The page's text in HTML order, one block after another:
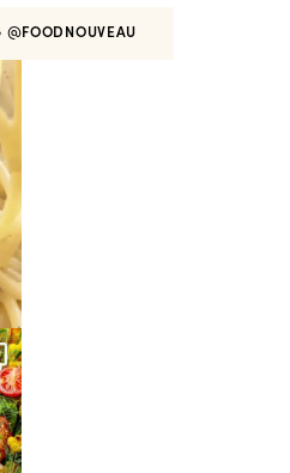
@FOODNOUVEAU